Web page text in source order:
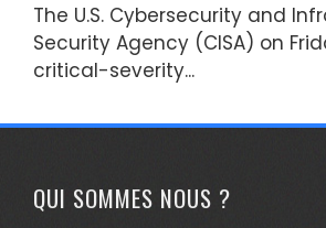
The U.S. Cybersecurity and
Security Agency (CISA) on
critical-severity...
QUI SOMMES NOUS ?